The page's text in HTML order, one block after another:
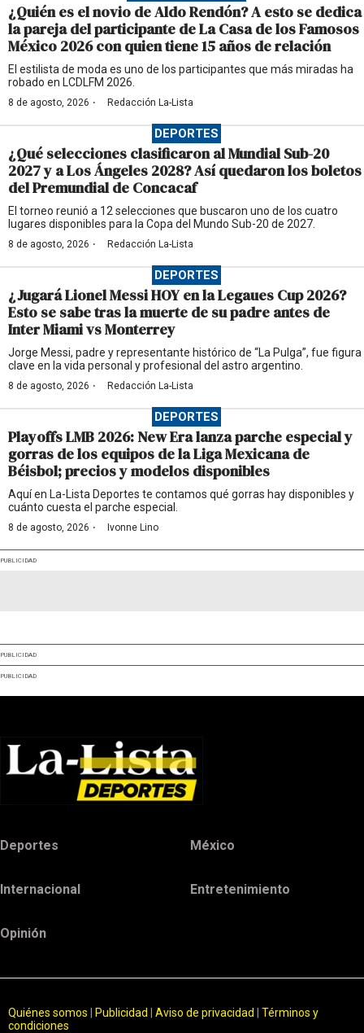
¿Quién es el novio de Aldo Rendón? A esto se dedica
la pareja del participante de La Casa de los Famosos
México 2026 con quien tiene 15 años de relación
El estilista de moda es uno de los participantes que más miradas ha
robado en LCDLFM 2026.
8 de agosto, 2026 · Redacción La-Lista
DEPORTES
¿Qué selecciones clasificaron al Mundial Sub-20
2027 y a Los Ángeles 2028? Así quedaron los boletos
del Premundial de Concacaf
El torneo reunió a 12 selecciones que buscaron uno de los cuatro
lugares disponibles para la Copa del Mundo Sub-20 de 2027.
8 de agosto, 2026 · Redacción La-Lista
DEPORTES
¿Jugará Lionel Messi HOY en la Legaues Cup 2026?
Esto se sabe tras la muerte de su padre antes de
Inter Miami vs Monterrey
Jorge Messi, padre y representante histórico de “La Pulga”, fue figura
clave en la vida personal y profesional del astro argentino.
8 de agosto, 2026 · Redacción La-Lista
DEPORTES
Playoffs LMB 2026: New Era lanza parche especial y
gorras de los equipos de la Liga Mexicana de
Béisbol; precios y modelos disponibles
Aquí en La-Lista Deportes te contamos qué gorras hay disponibles y
cuánto cuesta el parche especial.
8 de agosto, 2026 · Ivonne Lino
PUBLICIDAD
PUBLICIDAD
PUBLICIDAD
Deportes México
Internacional Entretenimiento
Opinión
Quiénes somos Publicidad Aviso de privacidad
Términos y
condiciones